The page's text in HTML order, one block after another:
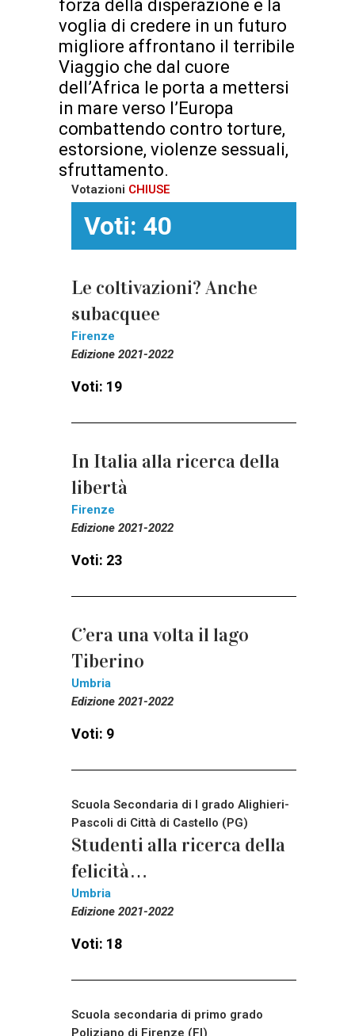
forza della disperazione e la
voglia di credere in un futuro
migliore affrontano il terribile
Viaggio che dal cuore
dell’Africa le porta a mettersi
in mare verso l’Europa
combattendo contro torture,
estorsione, violenze sessuali,
sfruttamento.
Votazioni CHIUSE
Voti: 40
Le coltivazioni? Anche
subacquee
Firenze
Edizione 2021-2022
Voti: 19
In Italia alla ricerca della
libertà
Firenze
Edizione 2021-2022
Voti: 23
C’era una volta il lago
Tiberino
Umbria
Edizione 2021-2022
Voti: 9
Scuola Secondaria di I grado Alighieri-
Pascoli di Città di Castello (PG)
Studenti alla ricerca della
felicità…
Umbria
Edizione 2021-2022
Voti: 18
Scuola secondaria di primo grado
Poliziano di Firenze (FI)